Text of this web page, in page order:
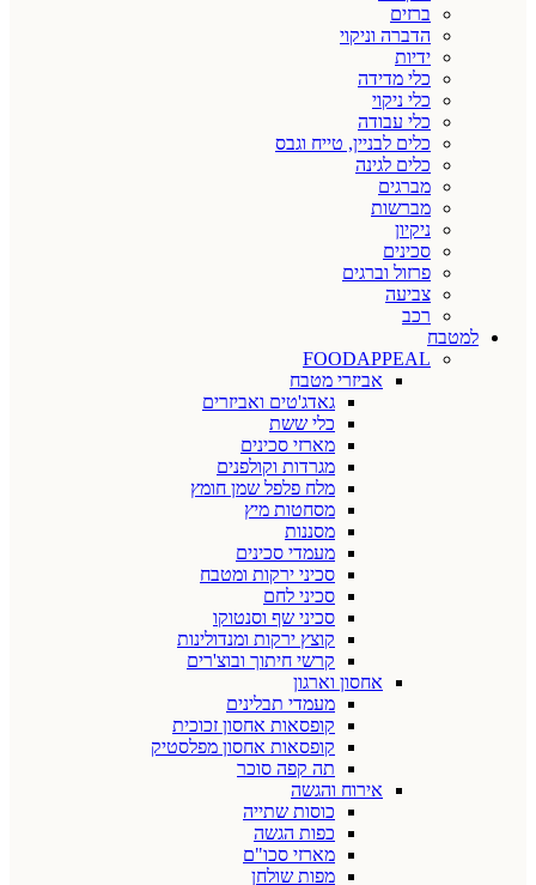
ברזים
הדברה וניקוי
ידיות
כלי מדידה
כלי ניקוי
כלי עבודה
כלים לבניין, טייח וגבס
כלים לגינה
מברגים
מברשות
ניקיון
סכינים
פרזול וברגים
צביעה
רכב
למטבח
FOODAPPEAL
אביזרי מטבח
גאדג'טים ואביזרים
כלי ששת
מארזי סכינים
מגרדות וקולפנים
מלח פלפל שמן חומץ
מסחטות מיץ
מסננות
מעמדי סכינים
סכיני ירקות ומטבח
סכיני לחם
סכיני שף וסנטוקו
קוצץ ירקות ומנדולינות
קרשי חיתוך ובוצ'רים
אחסון וארגון
מעמדי תבלינים
קופסאות אחסון זכוכית
קופסאות אחסון מפלסטיק
תה קפה סוכר
אירוח והגשה
כוסות שתייה
כפות הגשה
מארזי סכו"ם
מפות שולחן